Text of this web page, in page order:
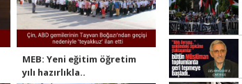
MEB: Yeni eğitim öğretim
yılı hazırlıkla..